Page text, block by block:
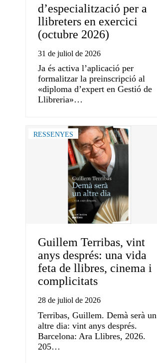
d’especialització per a
llibreters en exercici
(octubre 2026)
31 de juliol de 2026
Ja és activa l’aplicació per
formalitzar la preinscripció al
«diploma d’expert en Gestió de
Llibreria»…
RESSENYES
Guillem Terribas, vint
anys després: una vida
feta de llibres, cinema i
complicitats
28 de juliol de 2026
Terribas, Guillem. Demà serà un
altre dia: vint anys després.
Barcelona: Ara Llibres, 2026.
205…